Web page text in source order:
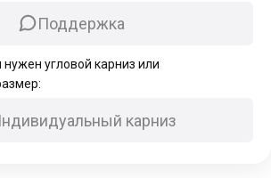
Поддержка
угловой карниз или
карниз